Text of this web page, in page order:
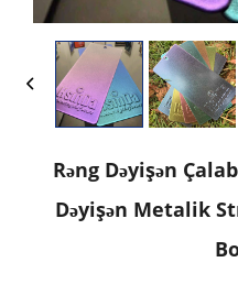
Rəng Dəyişən
Dəyişən Metalik